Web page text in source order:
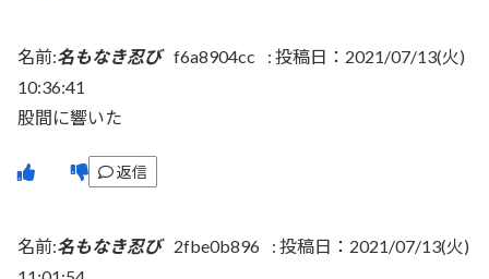
名前:名もなき忍び f6a8904cc : 投稿日：2021/07/13(火)
10:36:41
股間に響いた
返信
名前:名もなき忍び 2fbe0b896 : 投稿日：2021/07/13(火)